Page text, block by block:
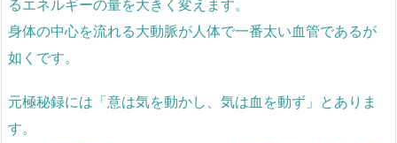
るエネルギーの量を大きく変えます。
身体の中心を流れる大動脈が人体で一番太い血管であるが
如くです。
元極秘録には「意は気を動かし、気は血を動ず」とありま
す。